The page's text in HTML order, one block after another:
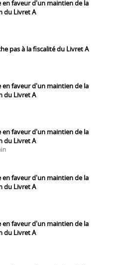
en faveur d'un maintien de la
du Livret A
pas à la fiscalité du Livret A
en faveur d'un maintien de la
du Livret A
en faveur d'un maintien de la
du Livret A
en faveur d'un maintien de la
du Livret A
en faveur d'un maintien de la
du Livret A